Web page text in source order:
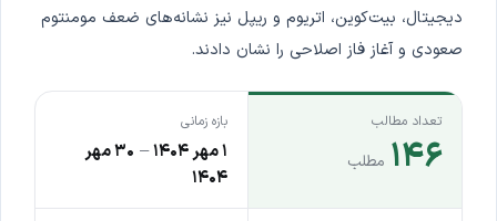
دیجیتال، بیت‌کوین، اتریوم و ریپل نیز نشانه‌های ضعف مومنتوم
صعودی و آغاز فاز اصلاحی را نشان دادند.
تعداد مطالب
۱۴۶ مطلب
بازه زمانی
۱ مهر ۱۴۰۴ –
۳۰ مهر
۱۴۰۴